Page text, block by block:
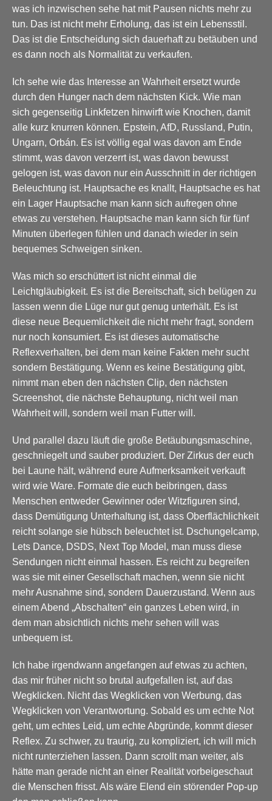
was ich inzwischen sehe hat mit Pausen nichts mehr zu
tun. Das ist nicht mehr Erholung, das ist ein Lebensstil.
Das ist die Entscheidung sich dauerhaft zu betäuben und
es dann noch als Normalität zu verkaufen.
Ich sehe wie das Interesse an Wahrheit ersetzt wurde
durch den Hunger nach dem nächsten Kick. Wie man
sich gegenseitig Linkfetzen hinwirft wie Knochen, damit
alle kurz knurren können. Epstein, AfD, Russland, Putin,
Ungarn, Orbán. Es ist völlig egal was davon am Ende
stimmt, was davon verzerrt ist, was davon bewusst
gelogen ist, was davon nur ein Ausschnitt in der richtigen
Beleuchtung ist. Hauptsache es knallt, Hauptsache es hat
ein Lager Hauptsache man kann sich aufregen ohne
etwas zu verstehen. Hauptsache man kann sich für fünf
Minuten überlegen fühlen und danach wieder in sein
bequemes Schweigen sinken.
Was mich so erschüttert ist nicht einmal die
Leichtgläubigkeit. Es ist die Bereitschaft, sich belügen zu
lassen wenn die Lüge nur gut genug unterhält. Es ist
diese neue Bequemlichkeit die nicht mehr fragt, sondern
nur noch konsumiert. Es ist dieses automatische
Reflexverhalten, bei dem man keine Fakten mehr sucht
sondern Bestätigung. Wenn es keine Bestätigung gibt,
nimmt man eben den nächsten Clip, den nächsten
Screenshot, die nächste Behauptung, nicht weil man
Wahrheit will, sondern weil man Futter will.
Und parallel dazu läuft die große Betäubungsmaschine,
geschniegelt und sauber produziert. Der Zirkus der euch
bei Laune hält, während eure Aufmerksamkeit verkauft
wird wie Ware. Formate die euch beibringen, dass
Menschen entweder Gewinner oder Witzfiguren sind,
dass Demütigung Unterhaltung ist, dass Oberflächlichkeit
reicht solange sie hübsch beleuchtet ist. Dschungelcamp,
Lets Dance, DSDS, Next Top Model, man muss diese
Sendungen nicht einmal hassen. Es reicht zu begreifen
was sie mit einer Gesellschaft machen, wenn sie nicht
mehr Ausnahme sind, sondern Dauerzustand. Wenn aus
einem Abend „Abschalten“ ein ganzes Leben wird, in
dem man absichtlich nichts mehr sehen will was
unbequem ist.
Ich habe irgendwann angefangen auf etwas zu achten,
das mir früher nicht so brutal aufgefallen ist, auf das
Wegklicken. Nicht das Wegklicken von Werbung, das
Wegklicken von Verantwortung. Sobald es um echte Not
geht, um echtes Leid, um echte Abgründe, kommt dieser
Reflex. Zu schwer, zu traurig, zu kompliziert, ich will mich
nicht runterziehen lassen. Dann scrollt man weiter, als
hätte man gerade nicht an einer Realität vorbeigeschaut
die Menschen frisst. Als wäre Elend ein störender Pop-up